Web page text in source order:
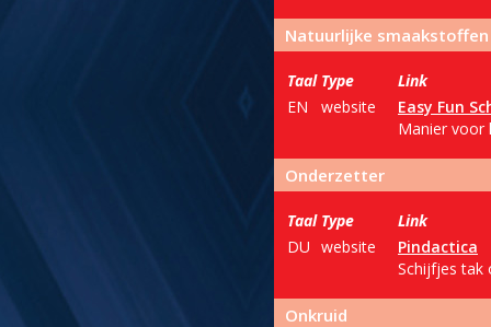
Natuurlijke smaakstoffen
Taal Type
Link
EN
website
Easy Fun
Manier voor
Onderzetter
Taal Type
Link
DU website
Pindactica
Schijfjes tak
Onkruid